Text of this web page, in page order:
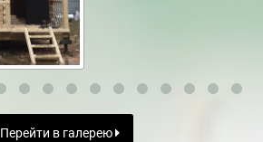
Перейти в галерею